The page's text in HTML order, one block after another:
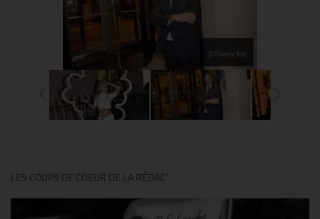
@Thierry Ker
LES COUPS DE COEUR DE LA RÉDAC’